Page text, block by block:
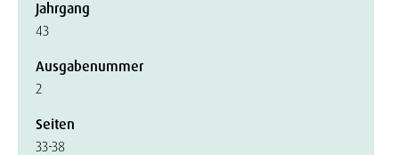
Jahrgang
43
Ausgabenummer
2
Seiten
33-38